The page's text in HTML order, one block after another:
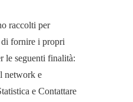
raccolti per
fornire i propri
le seguenti finalità:
network e
e Contattare